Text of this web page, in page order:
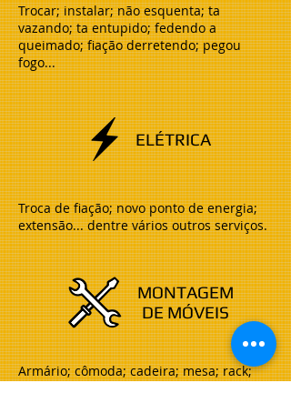
Trocar; instalar; não esquenta; ta
vazando; ta entupido; fedendo a
queimado; fiação derretendo; pegou
fogo...
ELÉTRICA
Troca de fiação; novo ponto de energia;
extensão... dentre vários outros serviços.
MONTAGEM
DE MÓVEIS
Armário; cômoda; cadeira; mesa; rack;